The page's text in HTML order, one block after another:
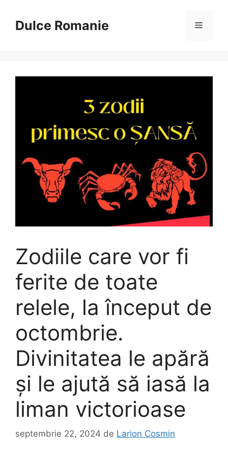
conținutDulce Romanie Meniu
Zodiile care vor fi
ferite de toate
relele, la început de
octombrie.
Divinitatea le apără
și le ajută să iasă la
liman victorioase
septembrie 22, 2024 de Larion Cosmin